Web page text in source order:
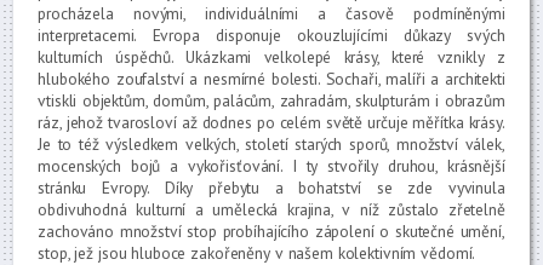
procházela novými, individuálními a časově podmíněnými
interpretacemi. Evropa disponuje okouzlujícími důkazy svých
kulturních úspěchů. Ukázkami velkolepé krásy, které vznikly z
hlubokého zoufalství a nesmírné bolesti. Sochaři, malíři a architekti
vtiskli objektům, domům, palácům, zahradám, skulpturám i obrazům
ráz, jehož tvarosloví až dodnes po celém světě určuje měřítka krásy.
Je to též výsledkem velkých, století starých sporů, množství válek,
mocenských bojů a vykořisťování. I ty stvořily druhou, krásnější
stránku Evropy. Díky přebytu a bohatství se zde vyvinula
obdivuhodná kulturní a umělecká krajina, v níž zůstalo zřetelně
zachováno množství stop probíhajícího zápolení o skutečné umění,
stop, jež jsou hluboce zakořeněny v našem kolektivním vědomí.